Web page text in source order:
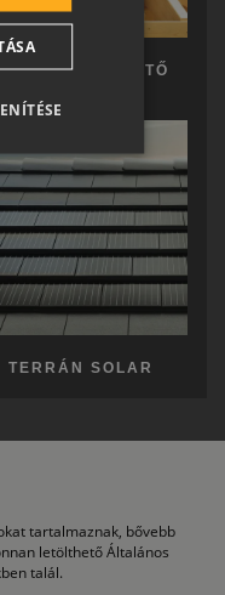
KÉSZTETŐ
TERRÁN SOLAR
tartalmaznak, bővebb
letölthető Általános
talál.
CROATIAN
SR
RO-HU
ITALIAN